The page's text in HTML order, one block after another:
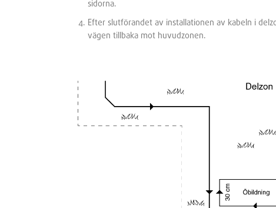
sidorna.
Efter slutförandet av installationen av kabeln i
vägen tillbaka mot huvudzonen.